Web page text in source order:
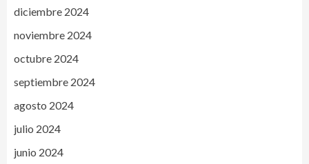
diciembre 2024
noviembre 2024
octubre 2024
septiembre 2024
agosto 2024
julio 2024
junio 2024